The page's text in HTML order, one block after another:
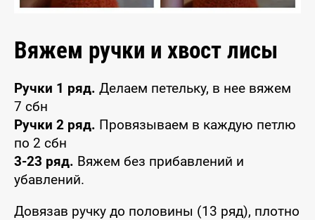
Вяжем ручки и хвост лисы
Ручки 1 ряд. Делаем петельку, в нее вяжем
7 сбн
Ручки 2 ряд. Провязываем в каждую петлю
по 2 сбн
3-23 ряд. Вяжем без прибавлений и
убавлений.
Довязав ручку до половины (13 ряд), плотно